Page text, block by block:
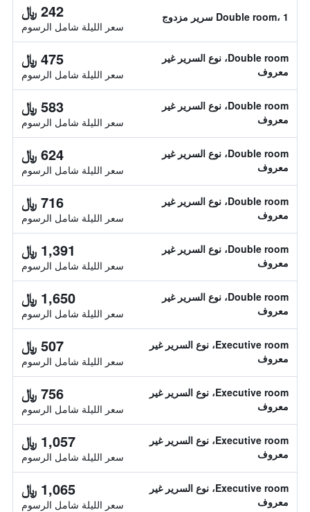
Double room، 1 سرير مزدوج 242 ﷼
سعر الليلة شامل الرسوم
Double room، نوع السرير غير
معروف
475 ﷼
سعر الليلة شامل الرسوم
Double room، نوع السرير غير
معروف
583 ﷼
سعر الليلة شامل الرسوم
Double room، نوع السرير غير
معروف
624 ﷼
سعر الليلة شامل الرسوم
Double room، نوع السرير غير
معروف
716 ﷼
سعر الليلة شامل الرسوم
Double room، نوع السرير غير
معروف
1,391 ﷼
سعر الليلة شامل الرسوم
Double room، نوع السرير غير
معروف
1,650 ﷼
سعر الليلة شامل الرسوم
Executive room، نوع السرير غير
معروف
507 ﷼
سعر الليلة شامل الرسوم
Executive room، نوع السرير غير
معروف
756 ﷼
سعر الليلة شامل الرسوم
Executive room، نوع السرير غير
معروف
1,057 ﷼
سعر الليلة شامل الرسوم
Executive room، نوع السرير غير
معروف
1,065 ﷼
سعر الليلة شامل الرسوم